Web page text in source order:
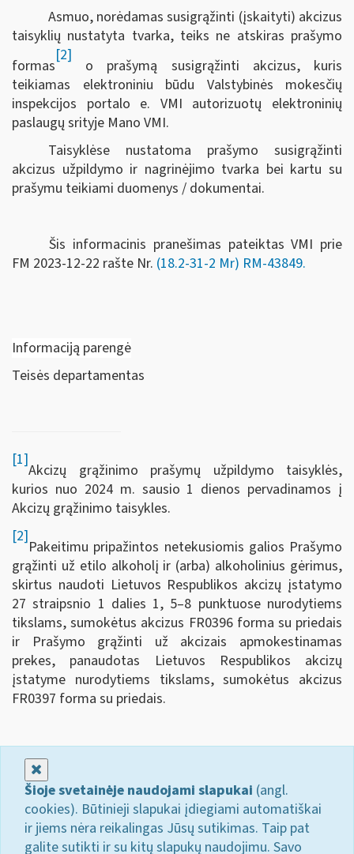
Asmuo, norėdamas susigrąžinti (įskaityti) akcizus
taisyklių nustatyta tvarka, teiks ne atskiras prašymo
formas
[2]
o prašymą susigrąžinti akcizus, kuris
teikiamas elektroniniu būdu Valstybinės mokesčių
inspekcijos portalo e. VMI autorizuotų elektroninių
paslaugų srityje Mano VMI.
Taisyklėse nustatoma prašymo susigrąžinti
akcizus užpildymo ir nagrinėjimo tvarka bei kartu su
prašymu teikiami duomenys / dokumentai.
Šis informacinis pranešimas pateiktas VMI prie
FM 2023-12-22 rašte Nr. (18.2-31-2 Mr) RM-43849.
Informaciją parengė
Teisės departamentas
[1]
Akcizų grąžinimo prašymų užpildymo taisyklės,
kurios nuo 2024 m. sausio 1 dienos pervadinamos į
Akcizų grąžinimo taisykles.
[2]
Pakeitimu pripažintos netekusiomis galios Prašymo
grąžinti už etilo alkoholį ir (arba) alkoholinius gėrimus,
skirtus naudoti Lietuvos Respublikos akcizų įstatymo
27 straipsnio 1 dalies 1, 5–8 punktuose nurodytiems
tikslams, sumokėtus akcizus FR0396 forma su priedais
ir Prašymo grąžinti už akcizais apmokestinamas
prekes, panaudotas Lietuvos Respublikos akcizų
įstatyme nurodytiems tikslams, sumokėtus akcizus
FR0397 forma su priedais.
Šioje svetainėje naudojami slapukai (angl.
cookies). Būtinieji slapukai įdiegiami automatiškai
ir jiems nėra reikalingas Jūsų sutikimas. Taip pat
galite sutikti ir su kitų slapukų naudojimu. Savo